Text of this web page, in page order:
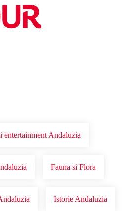
OFERTE DE NERATAT
entertainment Andaluzia
Fauna si Flora
Istorie Andaluzia